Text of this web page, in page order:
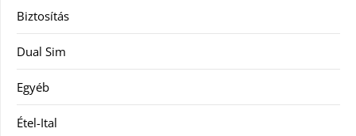
Biztosítás
Dual Sim
Egyéb
Étel-Ital